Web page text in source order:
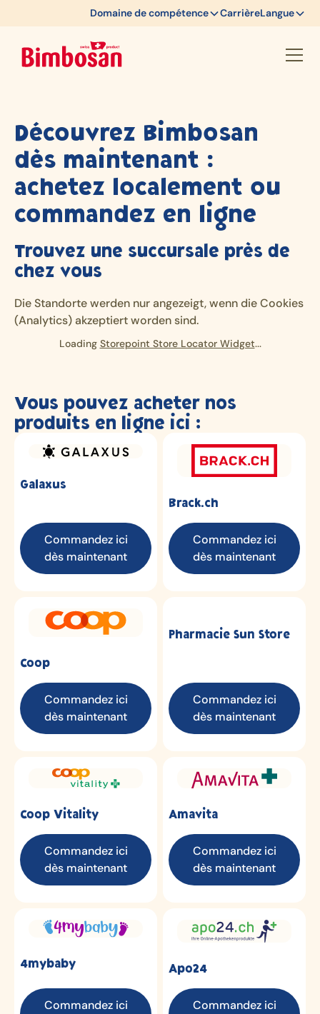
Domaine de compétence CarrièreLangue
Découvrez Bimbosan
dès maintenant :
achetez localement ou
commandez en ligne
Trouvez une succursale près de
chez vous
Die Standorte werden nur angezeigt, wenn die Cookies
(Analytics) akzeptiert worden sind.
Loading Storepoint Store Locator Widget...
Vous pouvez acheter nos
produits en ligne ici :
Galaxus
Commandez ici
dès maintenant
Brack.ch
Commandez ici
dès maintenant
Coop
Commandez ici
dès maintenant
Pharmacie Sun Store
Commandez ici
dès maintenant
Coop Vitality
Commandez ici
dès maintenant
Amavita
Commandez ici
dès maintenant
4mybaby
Commandez ici
Apo24
Commandez ici